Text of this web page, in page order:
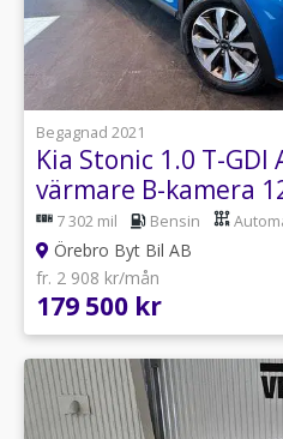
1
Begagnad 2021
Kia Stonic 1.0 T-
värmare B-kamera
7 302 mil Bensin
Örebro Byt Bil AB
fr. 2 908 kr/mån
179 500 kr